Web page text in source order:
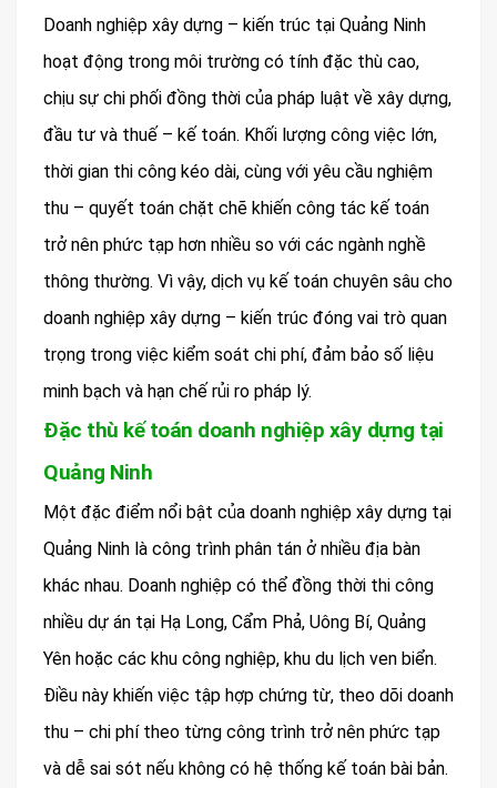
Doanh nghiệp xây dựng – kiến trúc tại Quảng Ninh
hoạt động trong môi trường có tính đặc thù cao,
chịu sự chi phối đồng thời của pháp luật về xây dựng,
đầu tư và thuế – kế toán. Khối lượng công việc lớn,
thời gian thi công kéo dài, cùng với yêu cầu nghiệm
thu – quyết toán chặt chẽ khiến công tác kế toán
trở nên phức tạp hơn nhiều so với các ngành nghề
thông thường. Vì vậy, dịch vụ kế toán chuyên sâu cho
doanh nghiệp xây dựng – kiến trúc đóng vai trò quan
trọng trong việc kiểm soát chi phí, đảm bảo số liệu
minh bạch và hạn chế rủi ro pháp lý.
Đặc thù kế toán doanh nghiệp xây dựng tại
Quảng Ninh
Một đặc điểm nổi bật của doanh nghiệp xây dựng tại
Quảng Ninh là công trình phân tán ở nhiều địa bàn
khác nhau. Doanh nghiệp có thể đồng thời thi công
nhiều dự án tại Hạ Long, Cẩm Phả, Uông Bí, Quảng
Yên hoặc các khu công nghiệp, khu du lịch ven biển.
Điều này khiến việc tập hợp chứng từ, theo dõi doanh
thu – chi phí theo từng công trình trở nên phức tạp
và dễ sai sót nếu không có hệ thống kế toán bài bản.